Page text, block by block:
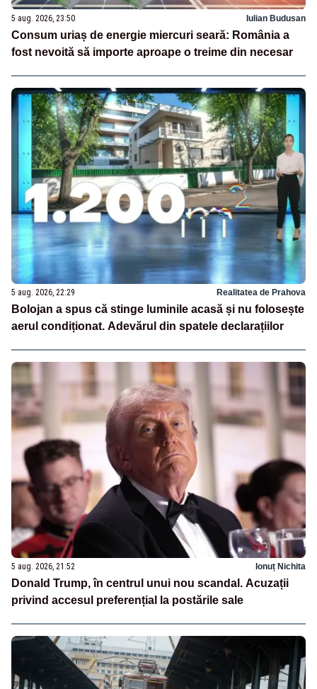
5 aug. 2026, 23:50 Iulian Budusan
Consum uriaș de energie miercuri seară: România a
fost nevoită să importe aproape o treime din necesar
5 aug. 2026, 22:29 Realitatea de Prahova
Bolojan a spus că stinge luminile acasă și nu folosește
aerul condiționat. Adevărul din spatele declarațiilor
5 aug. 2026, 21:52 Ionuț Nichita
Donald Trump, în centrul unui nou scandal. Acuzații
privind accesul preferențial la postările sale